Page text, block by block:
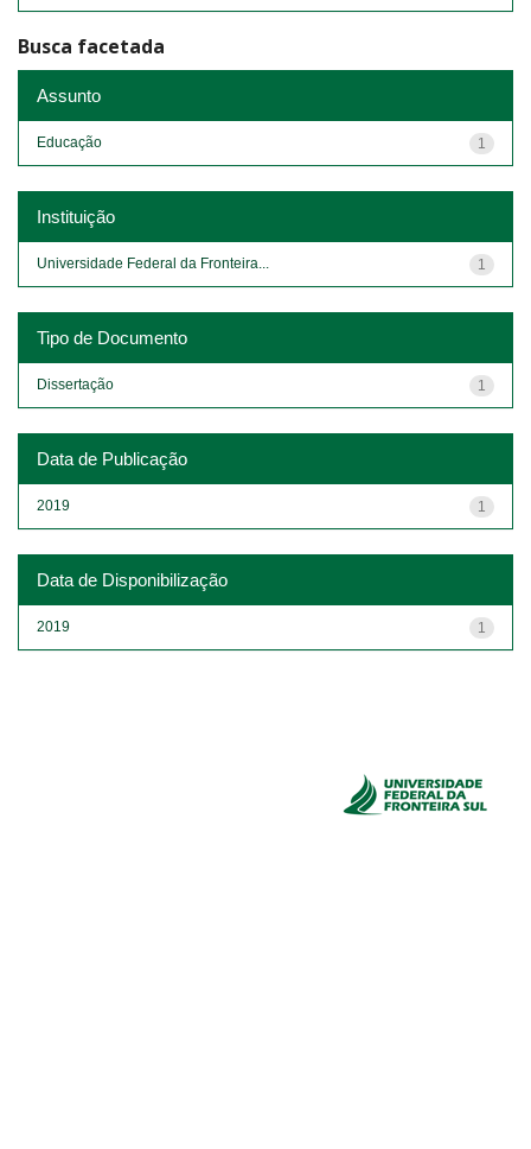
Busca facetada
Assunto
1
Educação
Instituição
1
Universidade Federal da Fronteira...
Tipo de Documento
1
Dissertação
Data de Publicação
1
2019
Data de Disponibilização
1
2019